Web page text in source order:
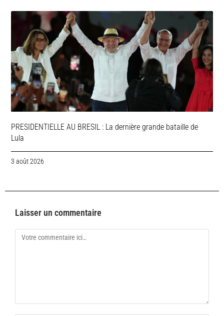
PRESIDENTIELLE AU BRESIL : La dernière grande bataille de
Lula
3 août 2026
Laisser un commentaire